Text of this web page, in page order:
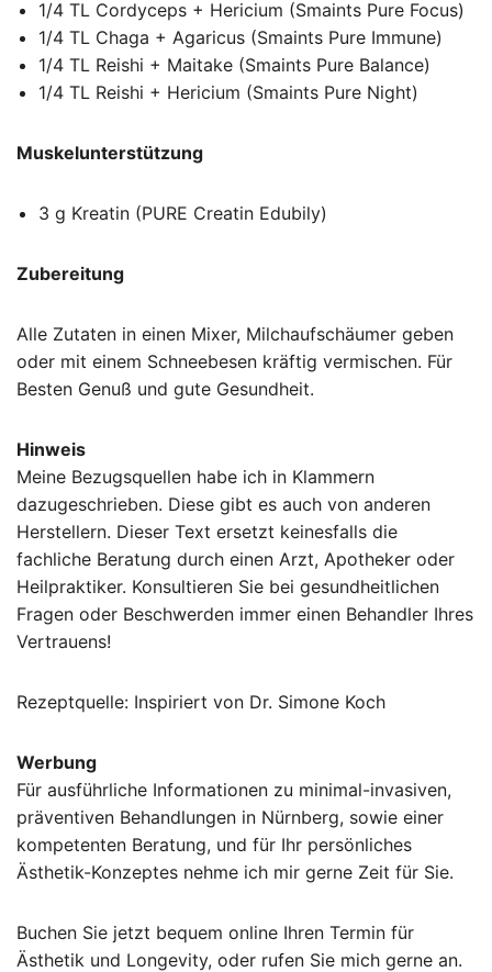
1/4 TL Cordyceps + Hericium (Smaints Pure Focus)
1/4 TL Chaga + Agaricus (Smaints Pure Immune)
1/4 TL Reishi + Maitake (Smaints Pure Balance)
1/4 TL Reishi + Hericium (Smaints Pure Night)
Muskelunterstützung
3 g Kreatin (PURE Creatin Edubily)
Zubereitung
Alle Zutaten in einen Mixer, Milchaufschäumer geben
oder mit einem Schneebesen kräftig vermischen. Für
Besten Genuß und gute Gesundheit.
Hinweis
Meine Bezugsquellen habe ich in Klammern
dazugeschrieben. Diese gibt es auch von anderen
Herstellern. Dieser Text ersetzt keinesfalls die
fachliche Beratung durch einen Arzt, Apotheker oder
Heilpraktiker. Konsultieren Sie bei gesundheitlichen
Fragen oder Beschwerden immer einen Behandler Ihres
Vertrauens!
Rezeptquelle: Inspiriert von Dr. Simone Koch
Werbung
Für ausführliche Informationen zu minimal-invasiven,
präventiven Behandlungen in Nürnberg, sowie einer
kompetenten Beratung, und für Ihr persönliches
Ästhetik-Konzeptes nehme ich mir gerne Zeit für Sie.
Buchen Sie jetzt bequem online Ihren Termin für
Ästhetik und Longevity, oder rufen Sie mich gerne an.